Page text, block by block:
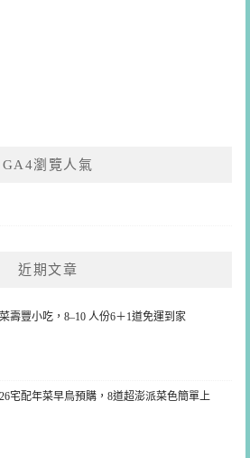
GA4瀏覽人氣
近期文章
壽豐小吃，8–10 人份6＋1道免運到家
宅配年菜早鳥預購，8道超澎派菜色簡單上